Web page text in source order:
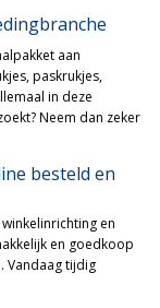
aan
paskrukjes,
in deze
Neem dan zeker
besteld en
en
en goedkoop
Vandaag tijdig